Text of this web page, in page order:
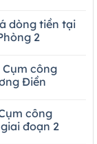
dòng tiền tại
2
công
Điền
công
đoạn 2